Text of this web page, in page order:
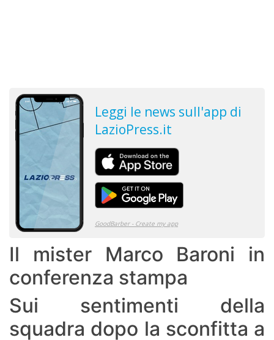
Il mister Marco Baroni in
conferenza stampa
Sui sentimenti della
squadra dopo la sconfitta a